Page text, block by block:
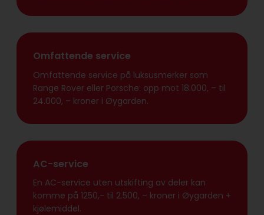
Omfattende service
Omfattende service på luksusmerker som
Range Rover eller Porsche: opp mot 18.000, – til
24.000, – kroner i Øygarden.
AC-service
En AC-service uten utskifting av deler kan
komme på 1250,- til 2.500, – kroner i Øygarden +
kjølemiddel.